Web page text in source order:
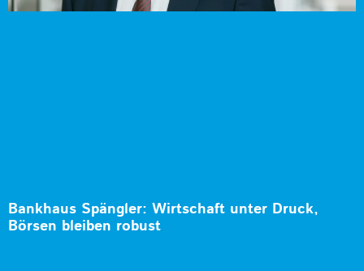
Bankhaus Spängler: Wirtschaft unter Druck,
Börsen bleiben robust